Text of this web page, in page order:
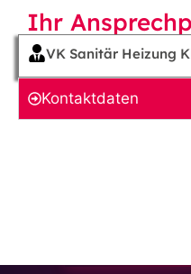
Ihr
VK Sanitär Heizung
Kontakt­daten